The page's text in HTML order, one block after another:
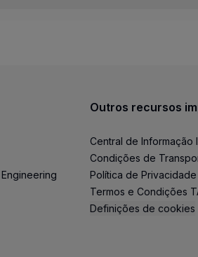
intercontinentais
Outros recursos
Central de Informação
Condições de
Política de
Termos e Condições
Definições de cookies